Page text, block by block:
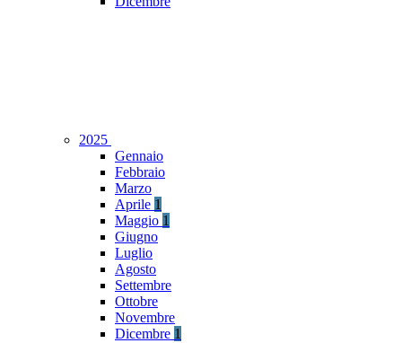
2025
Gennaio
Febbraio
Marzo
Aprile 1
Maggio 1
Giugno
Luglio
Agosto
Settembre
Ottobre
Novembre
Dicembre 1